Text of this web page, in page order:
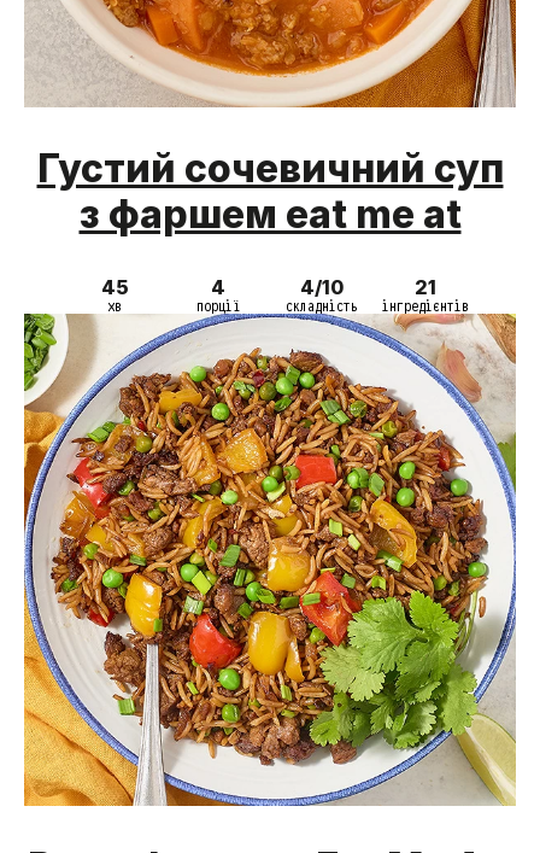
Густий сочевичний суп
з фаршем eat me at
45
хв
4
порції
4/10
складність
21
інгредієнтів